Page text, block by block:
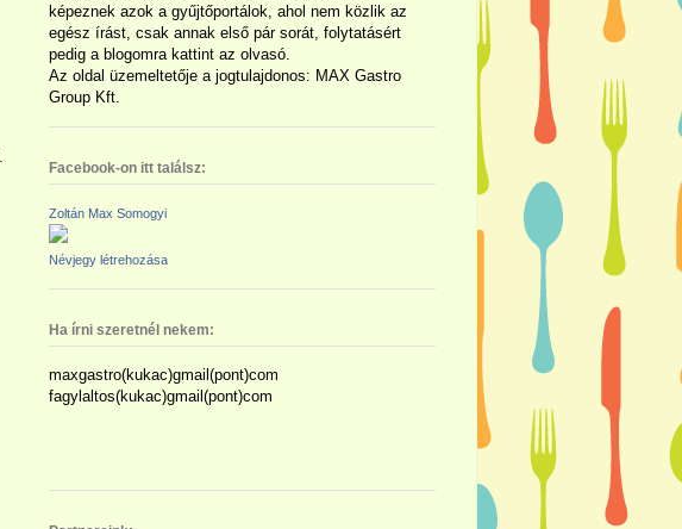
képeznek azok a gyűjtőportálok, ahol nem közlik az
egész írást, csak annak első pár sorát, folytatásért
pedig a blogomra kattint az olvasó.
Az oldal üzemeltetője a jogtulajdonos: MAX Gastro
Group Kft.
Facebook-on itt találsz:
Zoltán Max Somogyi
Névjegy létrehozása
Ha írni szeretnél nekem:
maxgastro(kukac)gmail(pont)com
fagylaltos(kukac)gmail(pont)com